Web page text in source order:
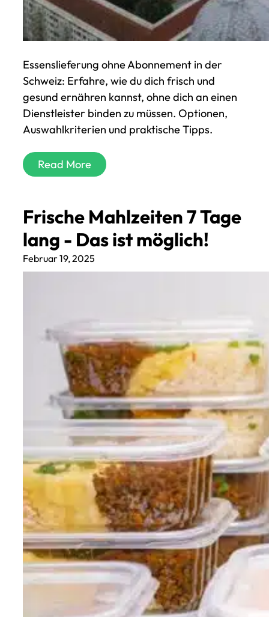
Essenslieferung ohne Abonnement in der
Schweiz: Erfahre, wie du dich frisch und
gesund ernähren kannst, ohne dich an einen
Dienstleister binden zu müssen. Optionen,
Auswahlkriterien und praktische Tipps.
Read More
Frische Mahlzeiten 7 Tage
lang - Das ist möglich!
Februar 19, 2025